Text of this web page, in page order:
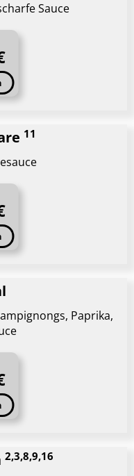
Sauce
11
Paprika,
2,3,8,9,16